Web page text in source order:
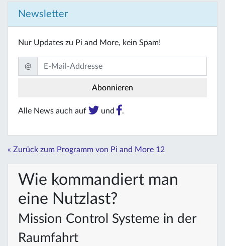
Newsletter
Nur Updates zu Pi and More, kein Spam!
@
Alle News auch auf und .
« Zurück zum Programm von Pi and More 12
Wie kommandiert man
eine Nutzlast?
Mission Control Systeme in der
Raumfahrt